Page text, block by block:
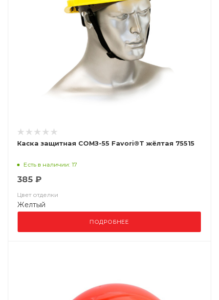
Каска защитная СОМЗ-55 Favori®T жёлтая 75515
Есть в наличии: 17
385 ₽
Цвет отделки
Желтый
ПОДРОБНЕЕ